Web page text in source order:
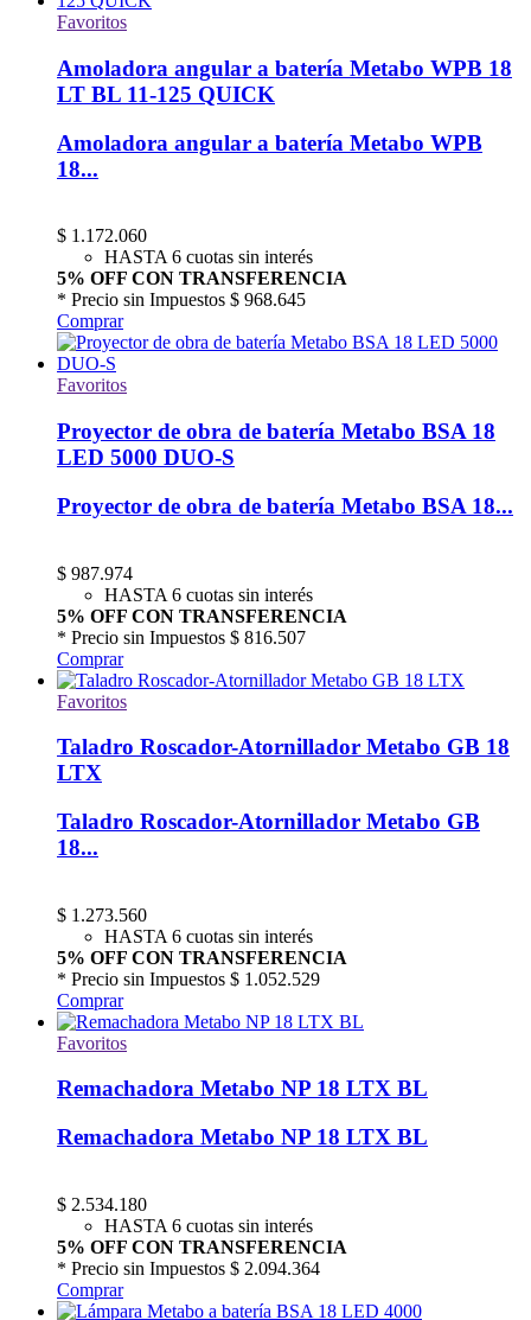
Favoritos
Amoladora angular a batería Metabo WPB 18
LT BL 11-125 QUICK
Amoladora angular a batería Metabo WPB
18...
$ 1.172.060
HASTA 6 cuotas sin interés
5% OFF CON TRANSFERENCIA
* Precio sin Impuestos $ 968.645
Comprar
Favoritos
Proyector de obra de batería Metabo BSA 18
LED 5000 DUO-S
Proyector de obra de batería Metabo BSA 18...
$ 987.974
HASTA 6 cuotas sin interés
5% OFF CON TRANSFERENCIA
* Precio sin Impuestos $ 816.507
Comprar
Favoritos
Taladro Roscador-Atornillador Metabo GB 18
LTX
Taladro Roscador-Atornillador Metabo GB
18...
$ 1.273.560
HASTA 6 cuotas sin interés
5% OFF CON TRANSFERENCIA
* Precio sin Impuestos $ 1.052.529
Comprar
Favoritos
Remachadora Metabo NP 18 LTX BL
Remachadora Metabo NP 18 LTX BL
$ 2.534.180
HASTA 6 cuotas sin interés
5% OFF CON TRANSFERENCIA
* Precio sin Impuestos $ 2.094.364
Comprar